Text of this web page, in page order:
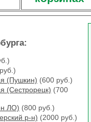
(Пушкин) (600 руб.)
(Сестрорецк) (700
н ЛО) (800 руб.)
р-н) (2000 руб.)